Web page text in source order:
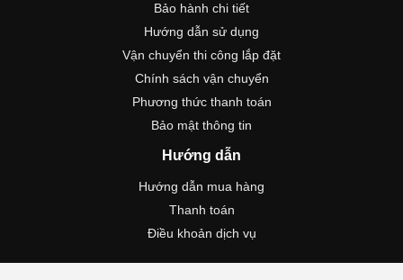
Bảo hành chi tiết
Hướng dẫn sử dụng
Vận chuyển thi công lắp đặt
Chính sách vận chuyển
Phương thức thanh toán
Bảo mật thông tin
Hướng dẫn
Hướng dẫn mua hàng
Thanh toán
Điều khoản dịch vụ